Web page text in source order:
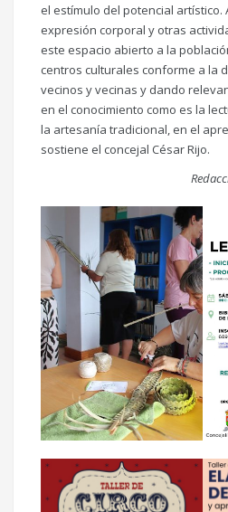
el estímulo del potencial artístico.
expresión corporal y otras
este espacio abierto a la
centros culturales conforme a la
vecinos y vecinas y dando
en el conocimiento como es la
la artesanía tradicional, en el
sostiene el concejal César Rijo.